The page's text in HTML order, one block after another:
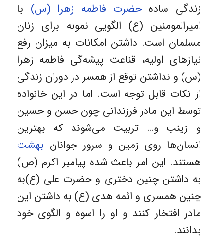
زندگی سادهحضرت فاطمه زهرا (س) با
امیرالمومنین (ع) الگویی نمونه برای زنان
مسلمان است. داشتن امکانات به میزان رفع
نیازهای اولیه، قناعت پیشه‌گی فاطمه زهرا
(س) و نداشتن توقع از همسر در دوران زندگی
از نکات قابل توجه است. اما در این خانواده
توسط این مادر فرزندانی چون حسن و حسین
و زینب و… تربیت می‌شوند که بهترین
انسان‌ها روی زمین و سرور جوانان بهشت
هستند. این امر باعث شده پیامبر اکرم (ص)
به داشتن چنین دختری و حضرت علی (ع)به
چنین همسری و ائمه هدی (ع) به داشتن این
مادر افتخار کنند و او را اسوه و الگوی خود
بدانند.